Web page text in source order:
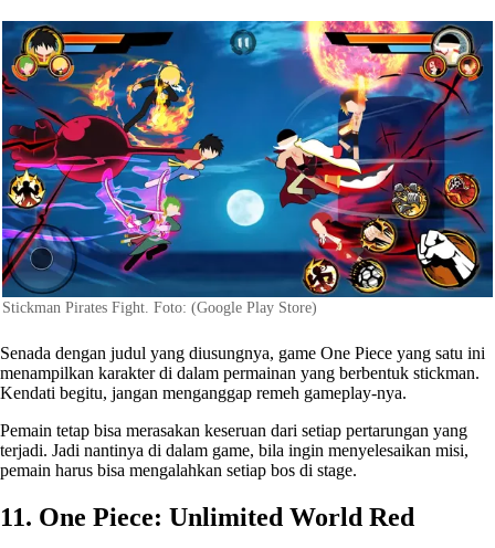
Stickman Pirates Fight. Foto: (Google Play Store)
Senada dengan judul yang diusungnya, game One Piece yang satu ini
menampilkan karakter di dalam permainan yang berbentuk stickman.
Kendati begitu, jangan menganggap remeh gameplay-nya.
Pemain tetap bisa merasakan keseruan dari setiap pertarungan yang
terjadi. Jadi nantinya di dalam game, bila ingin menyelesaikan misi,
pemain harus bisa mengalahkan setiap bos di stage.
11. One Piece: Unlimited World Red